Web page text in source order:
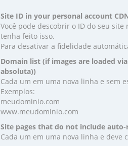
Site ID in your personal account
Você pode descobrir o ID do seu
tenha feito isso.
Para desativar a fidelidade
Domain list (if images are loaded
absoluta))
Cada um em uma nova linha e sem
Exemplos:
meudominio.com
www.meudominio.com
Site pages that do not include
Cada um em uma nova linha e deve